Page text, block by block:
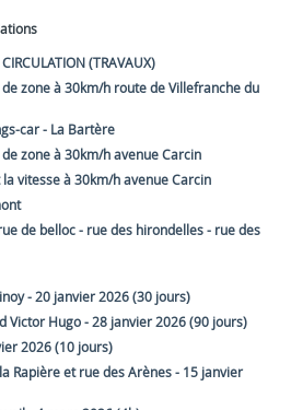
(TRAVAUX)
zone à 30km/h route de Villefranche du
car - La Bartère
zone à 30km/h avenue Carcin
vitesse à 30km/h avenue Carcin
de belloc - rue des hirondelles - rue des
- 20 janvier 2026 (30 jours)
Victor Hugo - 28 janvier 2026 (90 jours)
2026 (10 jours)
Rapière et rue des Arènes - 15 janvier